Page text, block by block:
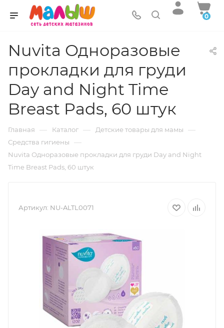
0
Nuvita Одноразовые
прокладки для груди
Day and Night Time
Breast Pads, 60 штук
Главная — Каталог — Детские товары для мамы —
Средства гигиены —
Nuvita Одноразовые прокладки для груди Day and Night
Time Breast Pads, 60 штук
Артикул: NU-ALTL0071